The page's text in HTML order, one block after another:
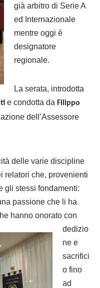
già arbitro di Serie A
ed Internazionale
mentre oggi è
designatore
regionale.
La serata, introdotta
e condotta da Filippo
dell’Assessore
delle varie discipline
relatori che, provenienti
gli stessi fondamenti:
passione che li ha
hanno onorato con
dedizio
ne e
sacrifici
o fino
ad